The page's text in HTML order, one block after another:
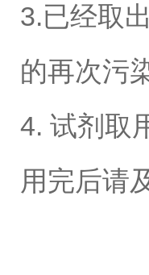
3.已经取
的再次污
4. 试剂取
用完后请